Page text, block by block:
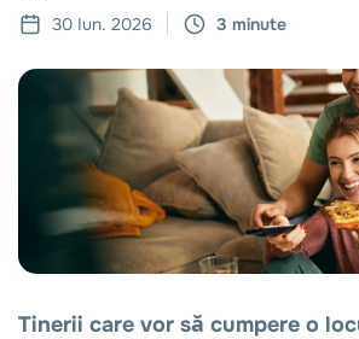
30 Iun. 2026 3 minute
Tinerii care vor să cumpere o